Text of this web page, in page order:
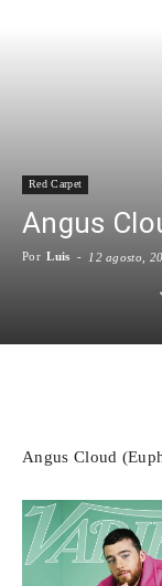
Red Carpet
Angus
Por Luis - 12 agosto,
Angus Cloud